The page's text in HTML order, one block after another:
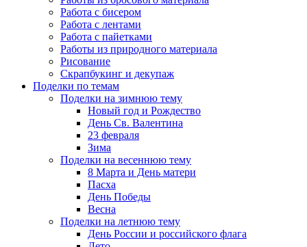
Работа с бисером
Работа с лентами
Работа с пайетками
Работы из природного материала
Рисование
Скрапбукинг и декупаж
Поделки по темам
Поделки на зимнюю тему
Новый год и Рождество
День Св. Валентина
23 февраля
Зима
Поделки на весеннюю тему
8 Марта и День матери
Пасха
День Победы
Весна
Поделки на летнюю тему
День России и российского флага